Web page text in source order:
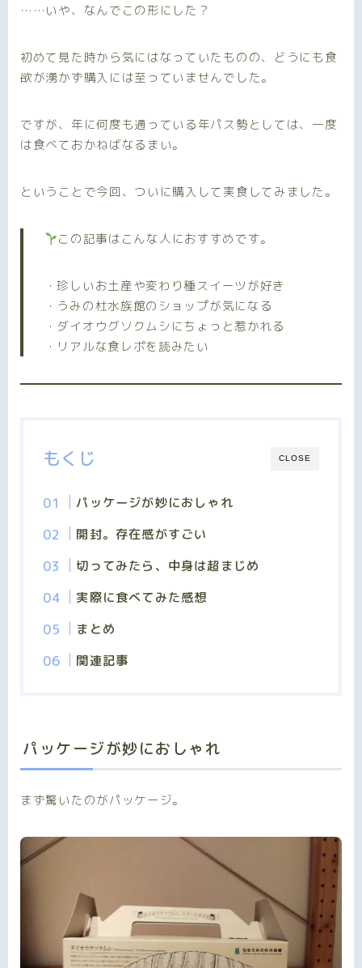
……いや、なんでこの形にした？
初めて見た時から気にはなっていたものの、どうにも食
欲が湧かず購入には至っていませんでした。
ですが、年に何度も通っている年パス勢としては、一度
は食べておかねばなるまい。
ということで今回、ついに購入して実食してみました。
この記事はこんな人におすすめです。
・珍しいお土産や変わり種スイーツが好き
・うみの杜水族館のショップが気になる
・ダイオウグソクムシにちょっと惹かれる
・リアルな食レポを読みたい
CLOSE
もくじ
パッケージが妙におしゃれ
開封。存在感がすごい
切ってみたら、中身は超まじめ
実際に食べてみた感想
まとめ
関連記事
パッケージが妙におしゃれ
まず驚いたのがパッケージ。